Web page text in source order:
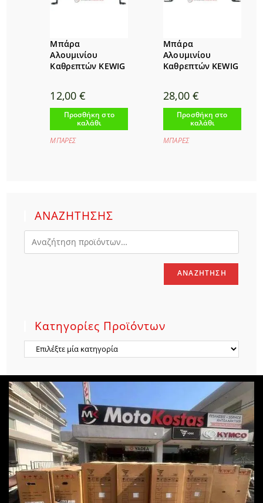
Μπάρα
Αλουμινίου
Καθρεπτών KEWIG
12,00€
Προσθήκη στο
καλάθι
ΜΠΑΡΕΣ
Μπάρα
Αλουμινίου
Καθρεπτών KEWIG
28,00 €
Προσθήκη στο
καλάθι
ΜΠΑΡΕΣ
ΑΝΑΖΗΤΗΣΗΣ
ΑΝΑΖΉΤΗΣΗ
Κατηγορίες Προϊόντων